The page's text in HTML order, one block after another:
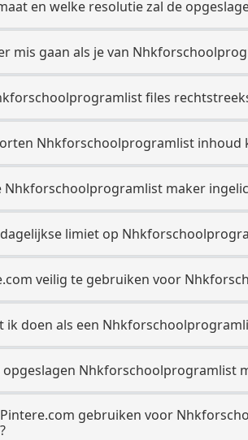
en welke resolutie zal de
mis gaan als je van
files
Nhkforschoolprogramlist inhoud
Nhkforschoolprogramlist maker
limiet op
veilig te gebruiken voor
ik doen als een
opgeslagen Nhkforschoolprogramlist
gebruiken voor